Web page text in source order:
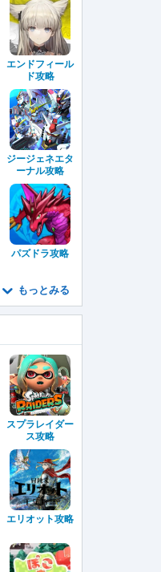
エンドフィール
ド攻略
ジージェネエタ
ーナル攻略
パズドラ攻略
もっとみる
スプラレイダー
ス攻略
エリオット攻略